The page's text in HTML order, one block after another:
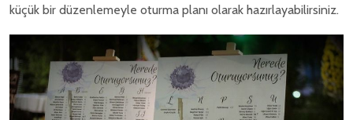
küçük bir düzenlemeyle oturma planı olarak hazırlayabilirsiniz.